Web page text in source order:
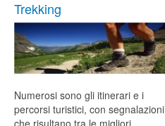
Trekking
Numerosi sono gli itinerari e i
percorsi turistici, con segnalazioni
che risultano tra le migliori